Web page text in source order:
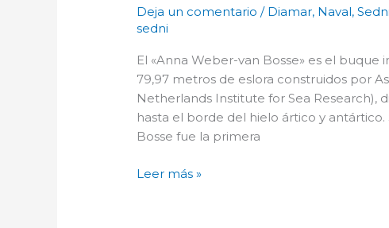
Deja un comentario / Diamar, Naval,Sedni
sedni
El «Anna Weber-van Bosse» es el
79,97 metros de eslora construidos por
Netherlands Institute for Sea Research),
hasta el borde del hielo ártico y
Bosse fue la primera
Leer más »